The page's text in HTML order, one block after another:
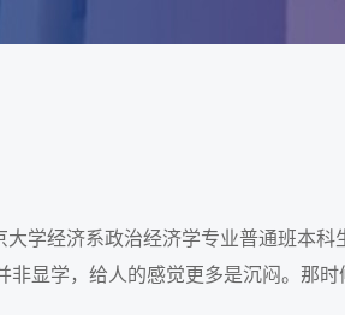
学经济系政治经济学专业普通班本科
显学，给人的感觉更多是沉闷。那